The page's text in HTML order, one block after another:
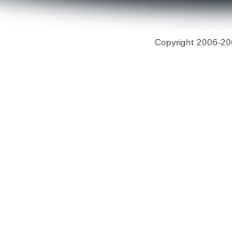
Copyright 2006-